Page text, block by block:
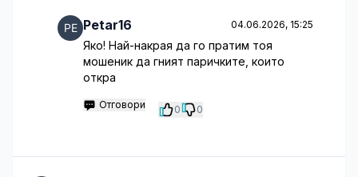
Petar16 04.06.2026, 15:25
Яко! Най-накрая да го пратим тоя
мошеник да гният паричките, които
откра
Отговори 0 0